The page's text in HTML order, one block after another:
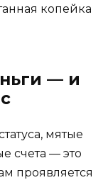
копейка
— и
мятые
счета — это
проявляется